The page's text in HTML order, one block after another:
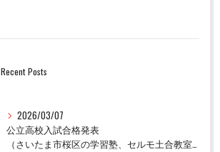
Recent Posts
2026/03/07
公立高校入試合格発表
（さいたま市桜区の学習塾、セルモ土合教室）